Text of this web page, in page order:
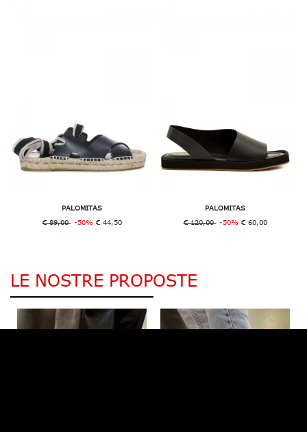
PALOMITAS
€ 89,00-50% € 44,50
PALOMITAS
€ 120,00-50% € 60,00
LE NOSTRE PROPOSTE